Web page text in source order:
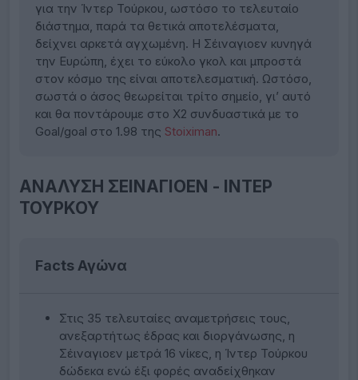
για την Ίντερ Τούρκου, ωστόσο το τελευταίο
διάστημα, παρά τα θετικά αποτελέσματα,
δείχνει αρκετά αγχωμένη. Η Σέιναγιοεν κυνηγά
την Ευρώπη, έχει το εύκολο γκολ και μπροστά
στον κόσμο της είναι αποτελεσματική. Ωστόσο,
σωστά ο άσος θεωρείται τρίτο σημείο, γι’ αυτό
και θα ποντάρουμε στο Χ2 συνδυαστικά με το
Goal/goal στο 1.98 της Stoiximan.
ΑΝΑΛΥΣΗ ΣΕΙΝΑΓΙΟΕΝ - ΙΝΤΕΡ
ΤΟΥΡΚΟΥ
Facts Αγώνα
Στις 35 τελευταίες αναμετρήσεις τους,
ανεξαρτήτως έδρας και διοργάνωσης, η
Σέιναγιοεν μετρά 16 νίκες, η Ίντερ Τούρκου
δώδεκα ενώ έξι φορές αναδείχθηκαν